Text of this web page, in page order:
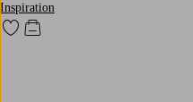
Inspiration
Gå til favoritmarkerede produkter
Gå til indkøbskurven